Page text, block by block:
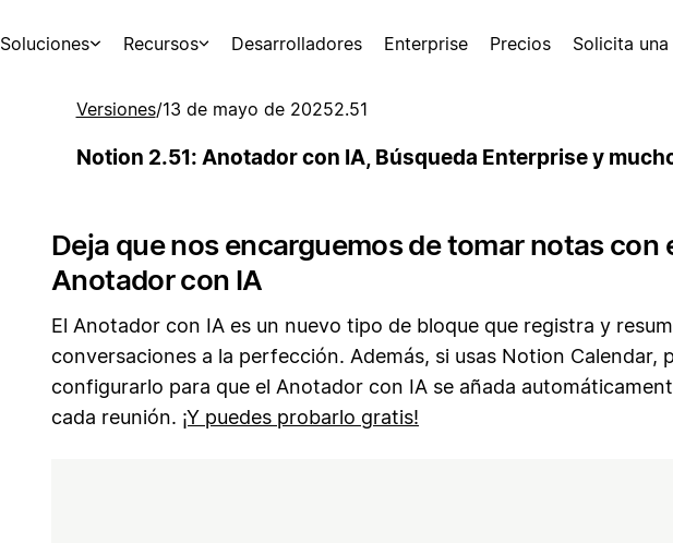
Soluciones Recursos Desarrolladores Enterprise Precios Solicita
Versiones/13 de mayo de 20252.51
Notion 2.51: Anotador con IA, Búsqueda Enterprise y
Deja que nos encarguemos de tomar notas con
Anotador con IA
El Anotador con IA es un nuevo tipo de bloque que registra y
conversaciones a la perfección. Además, si usas Notion Calendar,
configurarlo para que el Anotador con IA se añada
cada reunión. ¡Y puedes probarlo gratis!